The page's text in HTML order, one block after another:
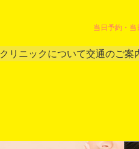
当日予約・
クリニックについて交通のご案